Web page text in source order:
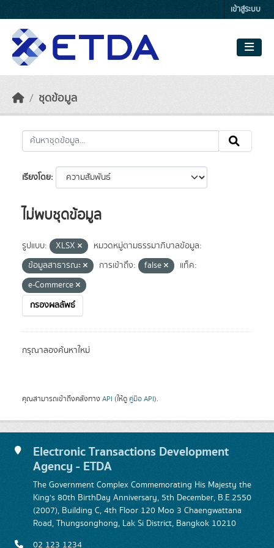
เข้าสู่ระบบ
ชุดข้อมูล
เรียงโดย
ไม่พบชุดข้อมูล
รูปแบบ: XLSX
หมวดหมู่ตามธรรมาภิบาลข้อมูล:
ข้อมูลสาธารณะ
การเข้าถึง: false
แท็ค:
e-Commerce
กรองผลลัพธ์
กรุณาลองค้นหาใหม่
คุณสามารถเข้าถึงคลังทาง API (ให้ดู คู่มือ API).
Electronic Transactions Development
Agency - ETDA
The Government Complex Commemorating His Majesty the
King's 80th BirthDay Anniversary, 5th December, B.E.2550
(2007), Building C, 4th Floor 120 Moo 3 Chaengwattana
Road, Thungsonghong, Lak Si District, Bangkok 10210
02 123 1234